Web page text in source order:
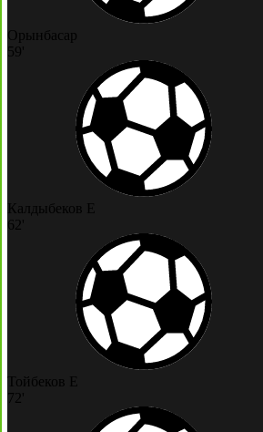
Орынбасар
59'
Калдыбеков Е
62'
Тойбеков Е
72'